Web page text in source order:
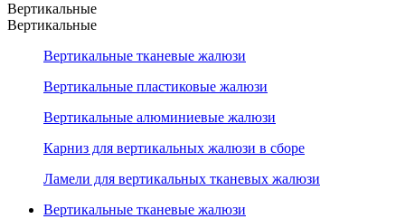
Вертикальные
Вертикальные
Вертикальные тканевые жалюзи
Вертикальные пластиковые жалюзи
Вертикальные алюминиевые жалюзи
Карниз для вертикальных жалюзи в сборе
Ламели для вертикальных тканевых жалюзи
Вертикальные тканевые жалюзи